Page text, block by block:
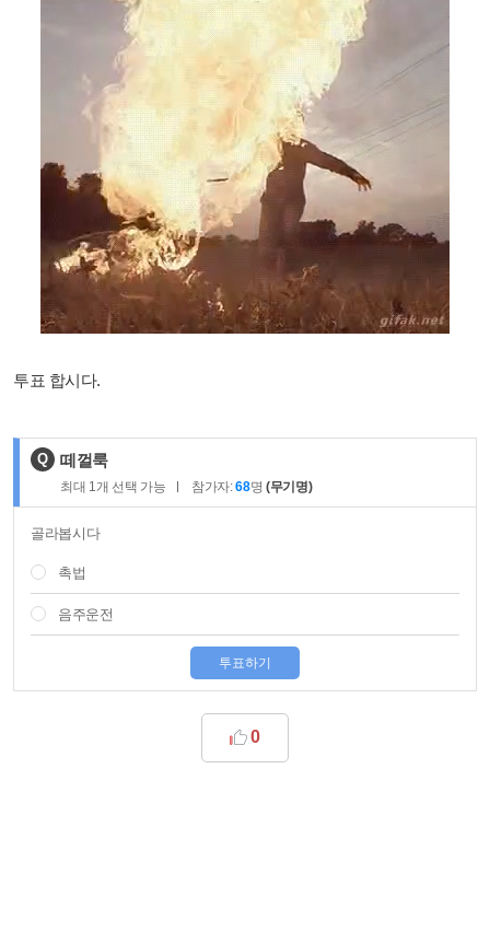
투표 합시다.
Q
제
목
:
떼껄룩
최대 1개 선택 가능 참가자:68명(무기명)
골라봅시다
촉법
음주운전
투표하기
0